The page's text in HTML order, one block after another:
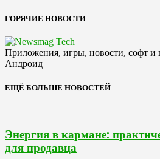
ГОРЯЧИЕ НОВОСТИ
Приложения, игры, новости, софт и
Андроид
ЕЩЁ БОЛЬШЕ НОВОСТЕЙ
Энергия в кармане:
для продавца